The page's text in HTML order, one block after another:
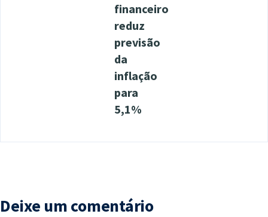
financeiro
reduz
previsão
da
inflação
para
5,1%
Deixe um comentário